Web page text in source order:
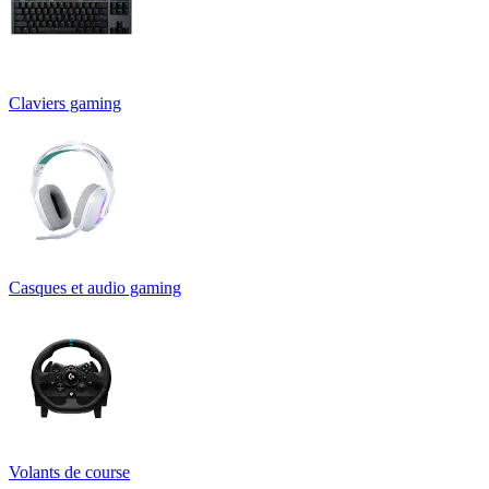
Claviers gaming
Casques et audio gaming
Volants de course